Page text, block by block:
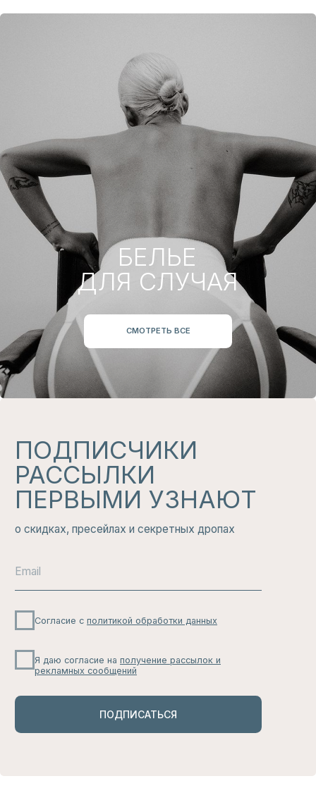
ПОДПИСЧИКИ
о скидках, пресейлах и секретных дропах
политикой обработки данных
Я даю согласие наполучение рассылок и
рекламных сообщений
ПОДПИСАТЬСЯ
СНИЖЕННЫЕ
ЦЕНЫ
БЕЛЬЕ
ДЛЯ СЕБЯ
ТЕЛЕГРАМ
КАНАЛ